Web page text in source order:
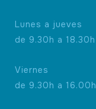
Lunes a jueves
de 9.30h a 18.30h
Viernes
de 9.30h a 16.00h